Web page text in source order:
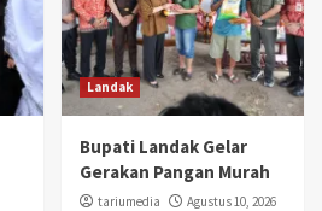
Landak
Bupati Landak Gelar
Gerakan Pangan Murah
tariumedia
Agustus 10, 2026